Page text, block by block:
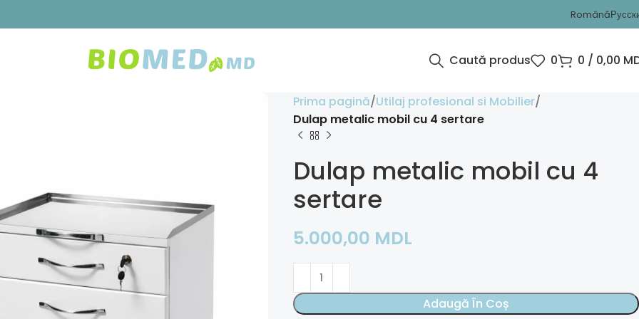
Română
Caută produs 0 0 / 0,00
Prima pagină Utilaj profesional si Mobilier
Dulap metalic mobil cu 4 sertare
Dulap metalic mobil cu 4
sertare
5.000,00 MDL
Adaugă În Coș